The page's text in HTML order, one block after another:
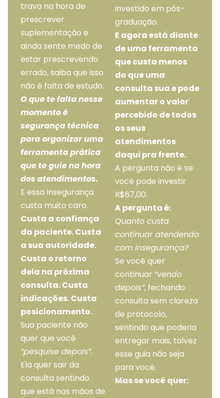
trava na hora de
prescrever
suplementação e
ainda sente medo de
estar prescrevendo
errado, saiba que isso
não é falta de estudo.
O que te falta nesse
momento é
segurança técnica
para organizar uma
ferramenta prática
que te guie na hora
dos atendimentos.
E essa insegurança
custa muito caro.
Custa a confiança
da paciente. Custa
a sua autoridade.
Custa o retorno
dela na próxima
consulta. Custa
indicações. Custa
posicionamento.
Sua paciente não
quer que você
“pesquise depois”.
Ela quer sair da
consulta sentindo
que está nas mãos de
investido em pós-
graduação.
E agora está diante
de uma ferramenta
que custa menos
do que uma
consulta sua e pode
aumentar o valor
percebido de todos
os seus
atendimentos
daqui pra frente.
A pergunta não é se
você pode investir
R$67,00.
A pergunta é:
Quanto custa
continuar atendendo
com insegurança?
Se você quer
continuar “vendo
depois”, fechando
consulta sem clareza
de protocolo,
sentindo que poderia
entregar mais, talvez
esse guia não seja
para você.
Mas se você quer: